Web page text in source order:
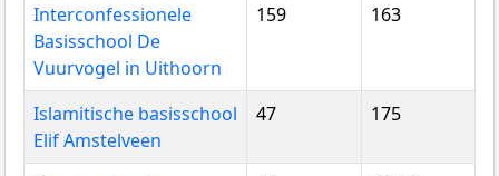
Interconfessionele
Basisschool De
Vuurvogel in Uithoorn
159 163
Islamitische basisschool
Elif Amstelveen
47 175